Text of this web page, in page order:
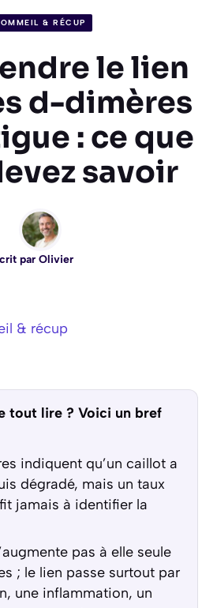
& RÉCUP
le lien
d-dimères
: ce que
savoir
par Olivier
& récup
tout lire ? Voici un bref
indiquent qu’un caillot a
dégradé, mais un taux
jamais à identifier la
pas à elle seule
; le lien passe surtout par
une inflammation, un